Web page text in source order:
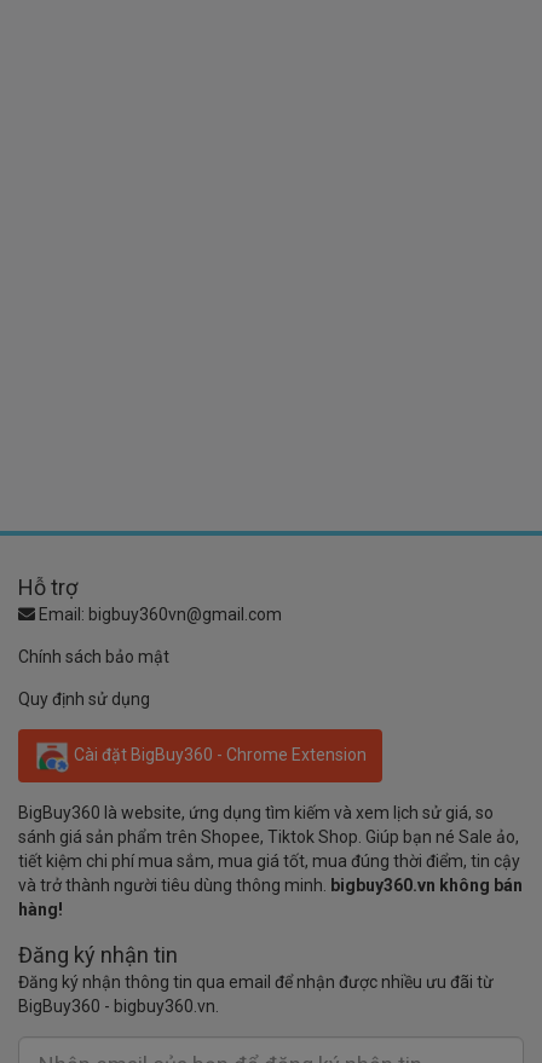
Hỗ trợ
Email: bigbuy360vn@gmail.com
Chính sách bảo mật
Quy định sử dụng
Cài đặt BigBuy360 - Chrome Extension
BigBuy360 là website, ứng dụng tìm kiếm và xem lịch sử giá, so
sánh giá sản phẩm trên Shopee, Tiktok Shop. Giúp bạn né Sale ảo,
tiết kiệm chi phí mua sắm, mua giá tốt, mua đúng thời điểm, tin cậy
và trở thành người tiêu dùng thông minh. bigbuy360.vn không bán
hàng!
Đăng ký nhận tin
Đăng ký nhận thông tin qua email để nhận được nhiều ưu đãi từ
BigBuy360 - bigbuy360.vn.